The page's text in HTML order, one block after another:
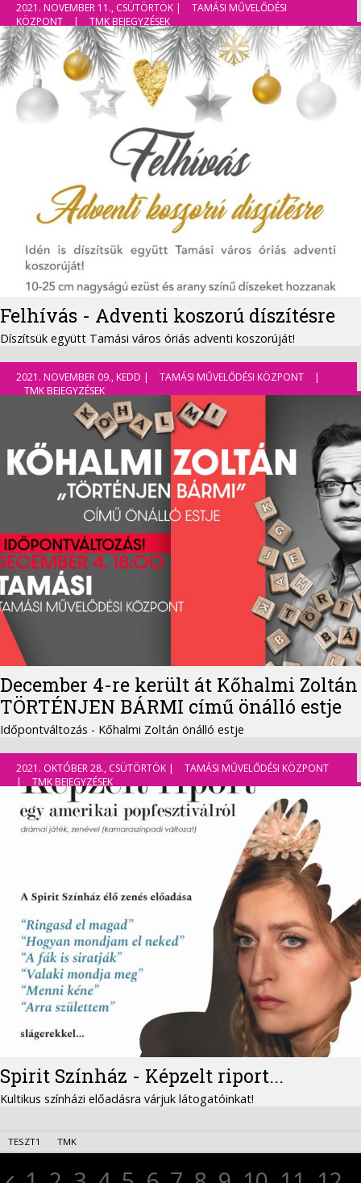
2021. NOVEMBER 11., CSÜTÖRTÖK |
TAMÁSI MŰVELŐDÉSI
KÖZPONT
| TMK BEJEGYZÉSEK
Felhívás - Adventi koszorú díszítésre
Díszítsük együtt Tamási város óriás adventi koszorúját!
2021. NOVEMBER 09., KEDD | TAMÁSI MŰVELŐDÉSI KÖZPONT
|
TMK BEJEGYZÉSEK
December 4-re került át Kőhalmi Zoltán
TÖRTÉNJEN BÁRMI című önálló estje
Időpontváltozás - Kőhalmi Zoltán önálló estje
2021. OKTÓBER 28., CSÜTÖRTÖK |
TAMÁSI MŰVELŐDÉSI KÖZPONT
|
TMK BEJEGYZÉSEK
Spirit Színház - Képzelt riport...
Kultikus színházi előadásra várjuk látogatóinkat!
TESZT1 TMK